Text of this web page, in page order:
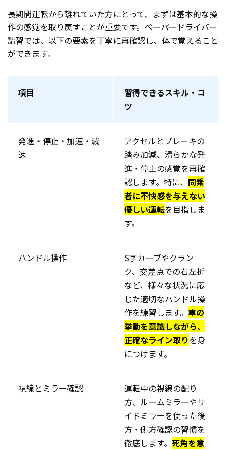
長期間運転から離れていた方にとって、まずは基本的な操
作の感覚を取り戻すことが重要です。ペーパードライバー
講習では、以下の要素を丁寧に再確認し、体で覚えること
ができます。
項目
習得できるスキル・コ
ツ
発進・停止・加速・減
速
アクセルとブレーキの
踏み加減、滑らかな発
進・停止の感覚を再確
認します。特に、 同乗
者に不快感を与えない
優しい運転を目指しま
す。
ハンドル操作
S字カーブやクラン
ク、交差点での右左折
など、様々な状況に応
じた適切なハンドル操
作を練習します。 車の
挙動を意識しながら、
正確なライン取りを身
につけます。
視線とミラー確認
運転中の視線の配り
方、ルームミラーやサ
イドミラーを使った後
方・側方確認の習慣を
徹底します。 死角を意